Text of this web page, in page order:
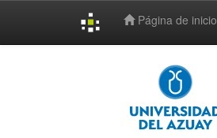
Página de inicio